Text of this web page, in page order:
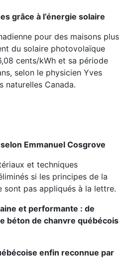
grâce à l’énergie solaire
pour des maisons plus
du solaire photovolaïque
cents/kWh et sa période
selon le physicien Yves
naturelles Canada.
Emmanuel Cosgrove
et techniques
si les principes de la
sont pas appliqués à la lettre.
et performante : de
béton de chanvre québécois
enfin reconnue par